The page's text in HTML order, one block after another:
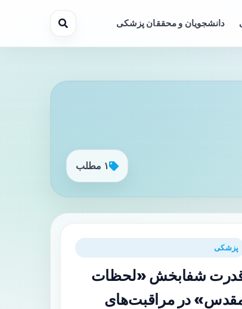
دانشجویان و محققان پزشکی
۱ مطلب
پزشکی
شفابخش «لحظات
در مراقبت‌های